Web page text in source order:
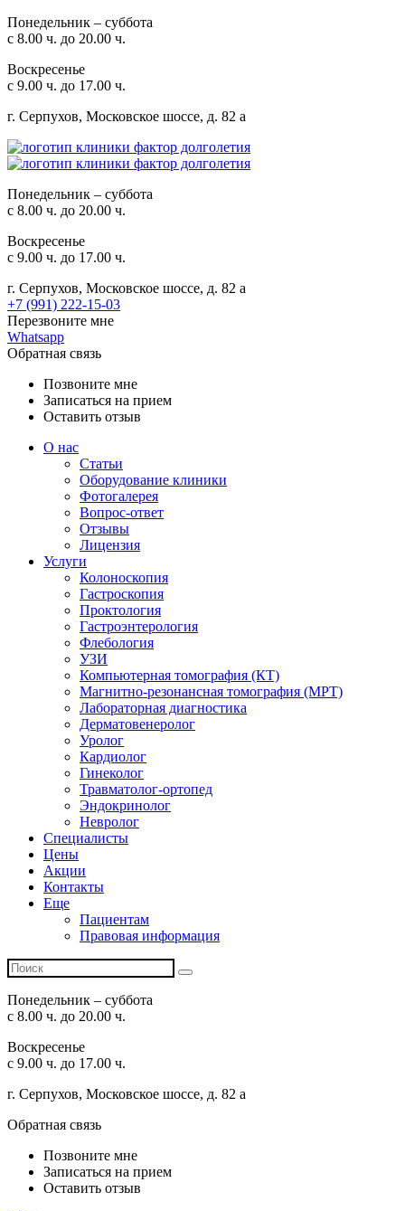
Понедельник – суббота
с 8.00 ч. до 20.00 ч.
Воскресенье
с 9.00 ч. до 17.00 ч.
г. Серпухов, Московское шоссе, д. 82 а
Понедельник – суббота
с 8.00 ч. до 20.00 ч.
Воскресенье
с 9.00 ч. до 17.00 ч.
г. Серпухов, Московское шоссе, д. 82 а
+7 (991) 222-15-03
Перезвоните мне
Whatsapp
Обратная связь
Позвоните мне
Записаться на прием
Оставить отзыв
О нас
Статьи
Оборудование клиники
Фотогалерея
Вопрос-ответ
Отзывы
Лицензия
Услуги
Колоноскопия
Гастроскопия
Проктология
Гастроэнтерология
Флебология
УЗИ
Компьютерная томография (КТ)
Магнитно-резонансная томография (МРТ)
Лабораторная диагностика
Дерматовенеролог
Уролог
Кардиолог
Гинеколог
Травматолог-ортопед
Эндокринолог
Невролог
Специалисты
Цены
Акции
Контакты
Еще
Пациентам
Правовая информация
Понедельник – суббота
с 8.00 ч. до 20.00 ч.
Воскресенье
с 9.00 ч. до 17.00 ч.
г. Серпухов, Московское шоссе, д. 82 а
Обратная связь
Позвоните мне
Записаться на прием
Оставить отзыв